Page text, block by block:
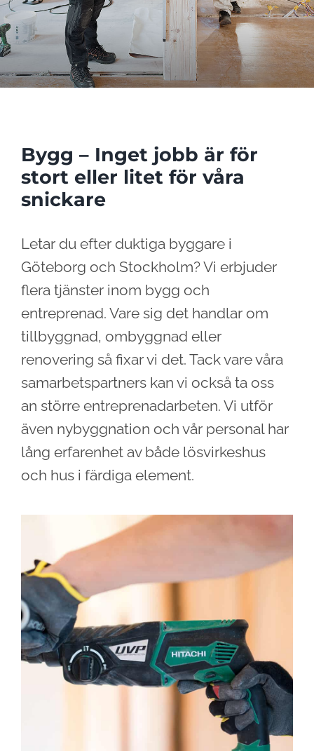
Bygg – Inget jobb är för
stort eller litet för våra
snickare
Letar du efter duktiga byggare i
Göteborg och Stockholm? Vi erbjuder
flera tjänster inom bygg och
entreprenad. Vare sig det handlar om
tillbyggnad, ombyggnad eller
renovering så fixar vi det. Tack vare våra
samarbetspartners kan vi också ta oss
an större entreprenadarbeten. Vi utför
även nybyggnation och vår personal har
lång erfarenhet av både lösvirkeshus
och hus i färdiga element.